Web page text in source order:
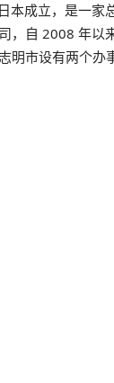
本成立，是一家
，自 2008 年以
明市设有两个办